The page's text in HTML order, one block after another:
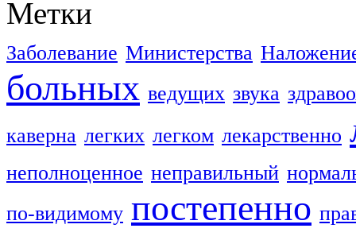
Метки
Заболевание Министерства
больных ведущих звука
каверна легких легком лекарственно
неполноценное неправильный
по-видимому постепенно